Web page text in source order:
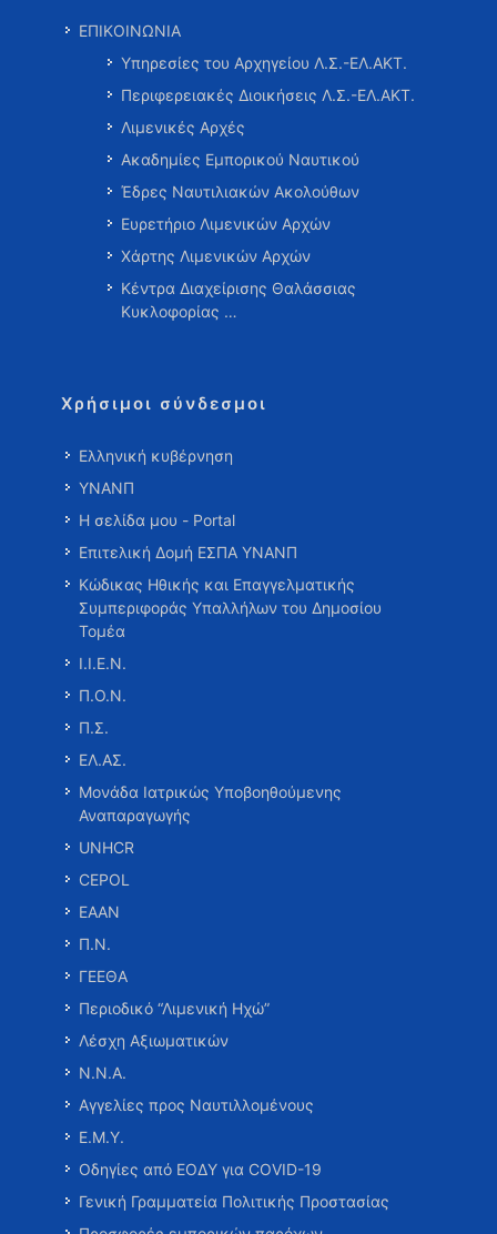
ΕΠΙΚΟΙΝΩΝΙΑ
Υπηρεσίες του Αρχηγείου Λ.Σ.-ΕΛ.ΑΚΤ.
Περιφερειακές Διοικήσεις Λ.Σ.-ΕΛ.ΑΚΤ.
Λιμενικές Αρχές
Ακαδημίες Εμπορικού Ναυτικού
Έδρες Ναυτιλιακών Ακολούθων
Ευρετήριο Λιμενικών Αρχών
Χάρτης Λιμενικών Αρχών
Κέντρα Διαχείρισης Θαλάσσιας
Κυκλοφορίας …
Χρήσιμοι σύνδεσμοι
Ελληνική κυβέρνηση
ΥΝΑΝΠ
Η σελίδα μου - Portal
Επιτελική Δομή ΕΣΠΑ ΥΝΑΝΠ
Κώδικας Ηθικής και Επαγγελματικής
Συμπεριφοράς Υπαλλήλων του Δημοσίου
Τομέα
Ι.Ι.Ε.Ν.
Π.Ο.Ν.
Π.Σ.
ΕΛ.ΑΣ.
Μονάδα Ιατρικώς Υποβοηθούμενης
Αναπαραγωγής
UNHCR
CEPOL
ΕΑΑΝ
Π.Ν.
ΓΕΕΘΑ
Περιοδικό “Λιμενική Ηχώ”
Λέσχη Αξιωματικών
Ν.Ν.Α.
Αγγελίες προς Ναυτιλλομένους
Ε.Μ.Υ.
Οδηγίες από ΕΟΔΥ για COVID-19
Γενική Γραμματεία Πολιτικής Προστασίας